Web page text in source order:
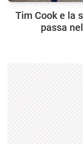
Tim Cook e la
passa